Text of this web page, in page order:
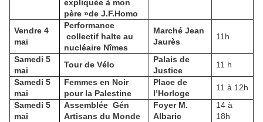
expliquée à mon
père »de J.F.Homo
Vendre 4
mai
Performance
collectif halte au
nucléaire Nîmes
Marché Jean
Jaurès
11h
Samedi 5
mai
Tour de Vélo
Palais de
Justice
11 h
Samedi 5
mai
Femmes en Noir
pour la Palestine
Place de
l’Horloge
11 à 12h
Samedi 5
mai
Assemblée Gén
Artisans du Monde
Foyer M.
Albaric
14 à
18h